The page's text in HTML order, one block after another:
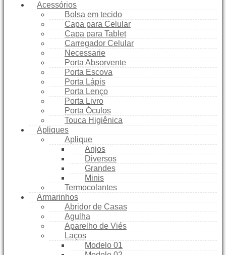
Acessórios
Bolsa em tecido
Capa para Celular
Capa para Tablet
Carregador Celular
Necessarie
Porta Absorvente
Porta Escova
Porta Lápis
Porta Lenço
Porta Livro
Porta Óculos
Touca Higiênica
Apliques
Aplique
Anjos
Diversos
Grandes
Minis
Termocolantes
Armarinhos
Abridor de Casas
Agulha
Aparelho de Viés
Laços
Modelo 01